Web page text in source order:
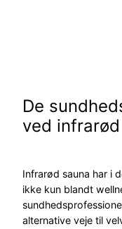
De
ved
Infrarød sauna har i
ikke kun blandt
alternative veje til